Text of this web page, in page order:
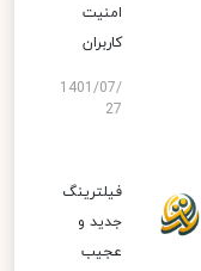
امنیت
کاربران
1401/07/
27
فیلترینگ
جدید و
عجیب